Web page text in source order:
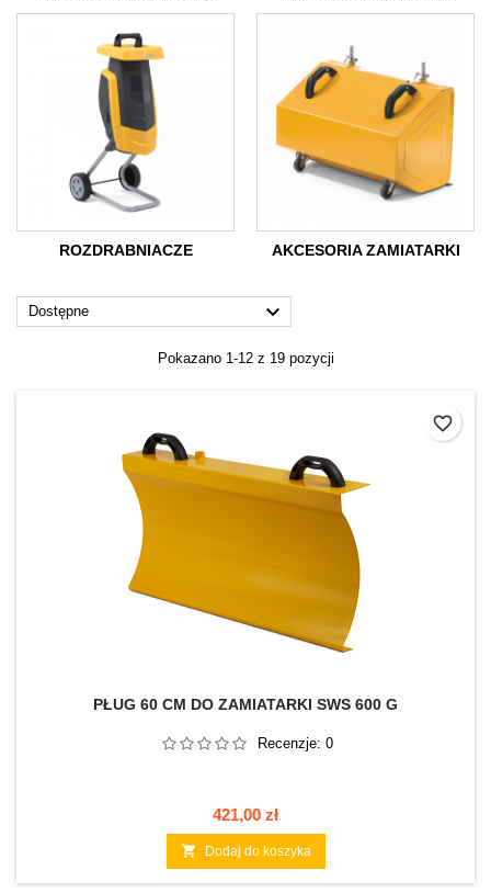
ROZDRABNIACZE AKCESORIA ZAMIATARKI
Dostępne 
Pokazano 1-12 z 19 pozycji
PŁUG 60 CM DO ZAMIATARKI SWS 600 G
Recenzje: 0
Cena
421,00 zł
 Dodaj do koszyka
favorite_border